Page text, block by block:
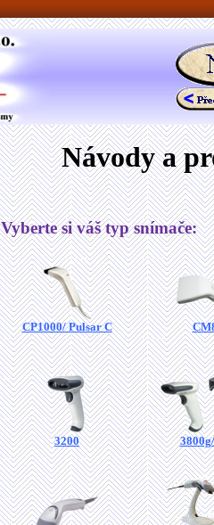
Návody a
Vyberte si váš typ snímače:
CP1000/ Pulsar C
3200